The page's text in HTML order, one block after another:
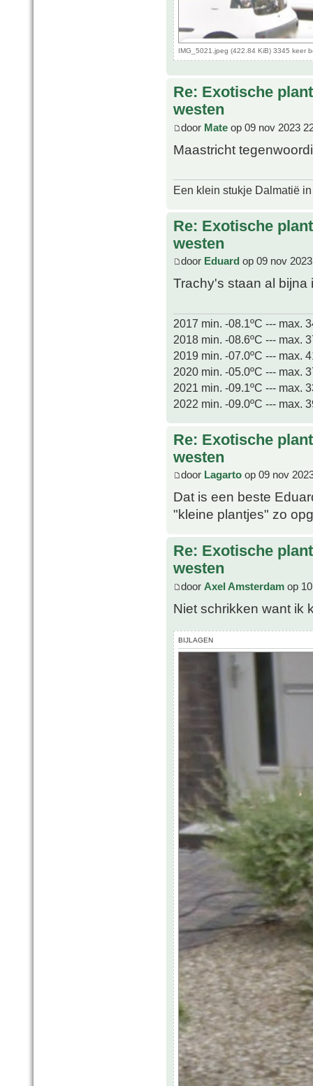
IMG_5021.jpeg (422.84 KiB) 3345 keer
Re: Exotische
westen
door Mate op 09 nov 2023
Maastricht
Een klein stukje Dalmatië
Re: Exotische
westen
door Eduard op 09 nov
Trachy's staan al
2017 min. -08.1ºC --- max.
2018 min. -08.6ºC --- max.
2019 min. -07.0ºC --- max.
2020 min. -05.0ºC --- max.
2021 min. -09.1ºC --- max.
2022 min. -09.0ºC --- max.
Re: Exotische
westen
door Lagarto op 09 nov
Dat is een beste
"kleine plantjes" zo
Re: Exotische
westen
door Axel Amsterdam op
Niet schrikken want ik
BIJLAGEN